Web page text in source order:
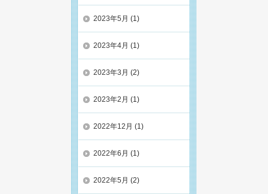
2023年5月 (1)
2023年4月 (1)
2023年3月 (2)
2023年2月 (1)
2022年12月 (1)
2022年6月 (1)
2022年5月 (2)